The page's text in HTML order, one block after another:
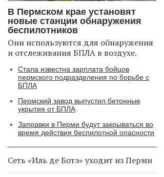
В Пермском крае установят
новые станции обнаружения
беспилотников
Они используются для обнаружения
и отслеживания БПЛА в воздухе.
Стала известна зарплата бойцов
пермского подразделения по борьбе с
БПЛА
Пермский завод выпустил бетонные
укрытия от БПЛА
Заправки в Перми будут закрываться во
время действия беспилотной опасности
Сеть «Иль де Ботэ» уходит из Перми